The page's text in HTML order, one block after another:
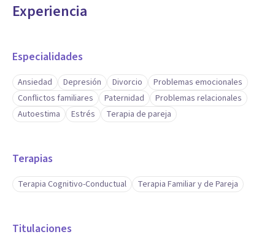
Experiencia
Especialidades
Ansiedad Depresión Divorcio
Problemas emocionales
Conflictos familiares
Paternidad
Problemas relacionales
Autoestima
Estrés Terapia de pareja
Terapias
Terapia Cognitivo-Conductual Terapia Familiar y de Pareja
Titulaciones